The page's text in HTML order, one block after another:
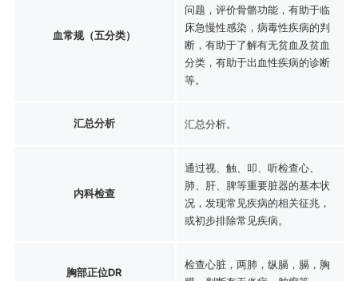
血常规（五分类）
问题，评价骨骼功能，有助于临
床急慢性感染，病毒性疾病的判
断，有助于了解有无贫血及贫血
分类，有助于出血性疾病的诊断
等。
汇总分析 汇总分析。
内科检查
通过视、触、叩、听检查心、
肺、肝、脾等重要脏器的基本状
况，发现常见疾病的相关征兆，
或初步排除常见疾病。
胸部正位DR
检查心脏，两肺，纵膈，膈，胸